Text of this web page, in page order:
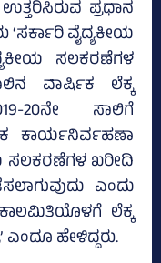
ಪ್ರಧಾನ
ವೈದ್ಯಕೀಯ
ಸಲಕರಣೆಗಳ
ವಾರ್ಷಿಕ ಲೆಕ್ಕ
20ನೇ ಸಾಲಿಗೆ
ಕಾರ್ಯನಿರ್ವಹಣಾ
ಸಲಕರಣೆಗಳ ಖರೀದಿ
ಎಂದು
ಲೆಕ್ಕ
ಹೇಳಿದ್ದರು.